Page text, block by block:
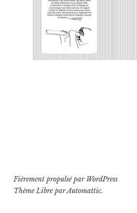
Fièrement propulsé par WordPress
Thème Libre parAutomattic.